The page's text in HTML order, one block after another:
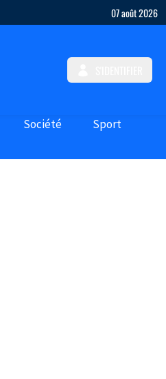
07 août 2026
Société Sport